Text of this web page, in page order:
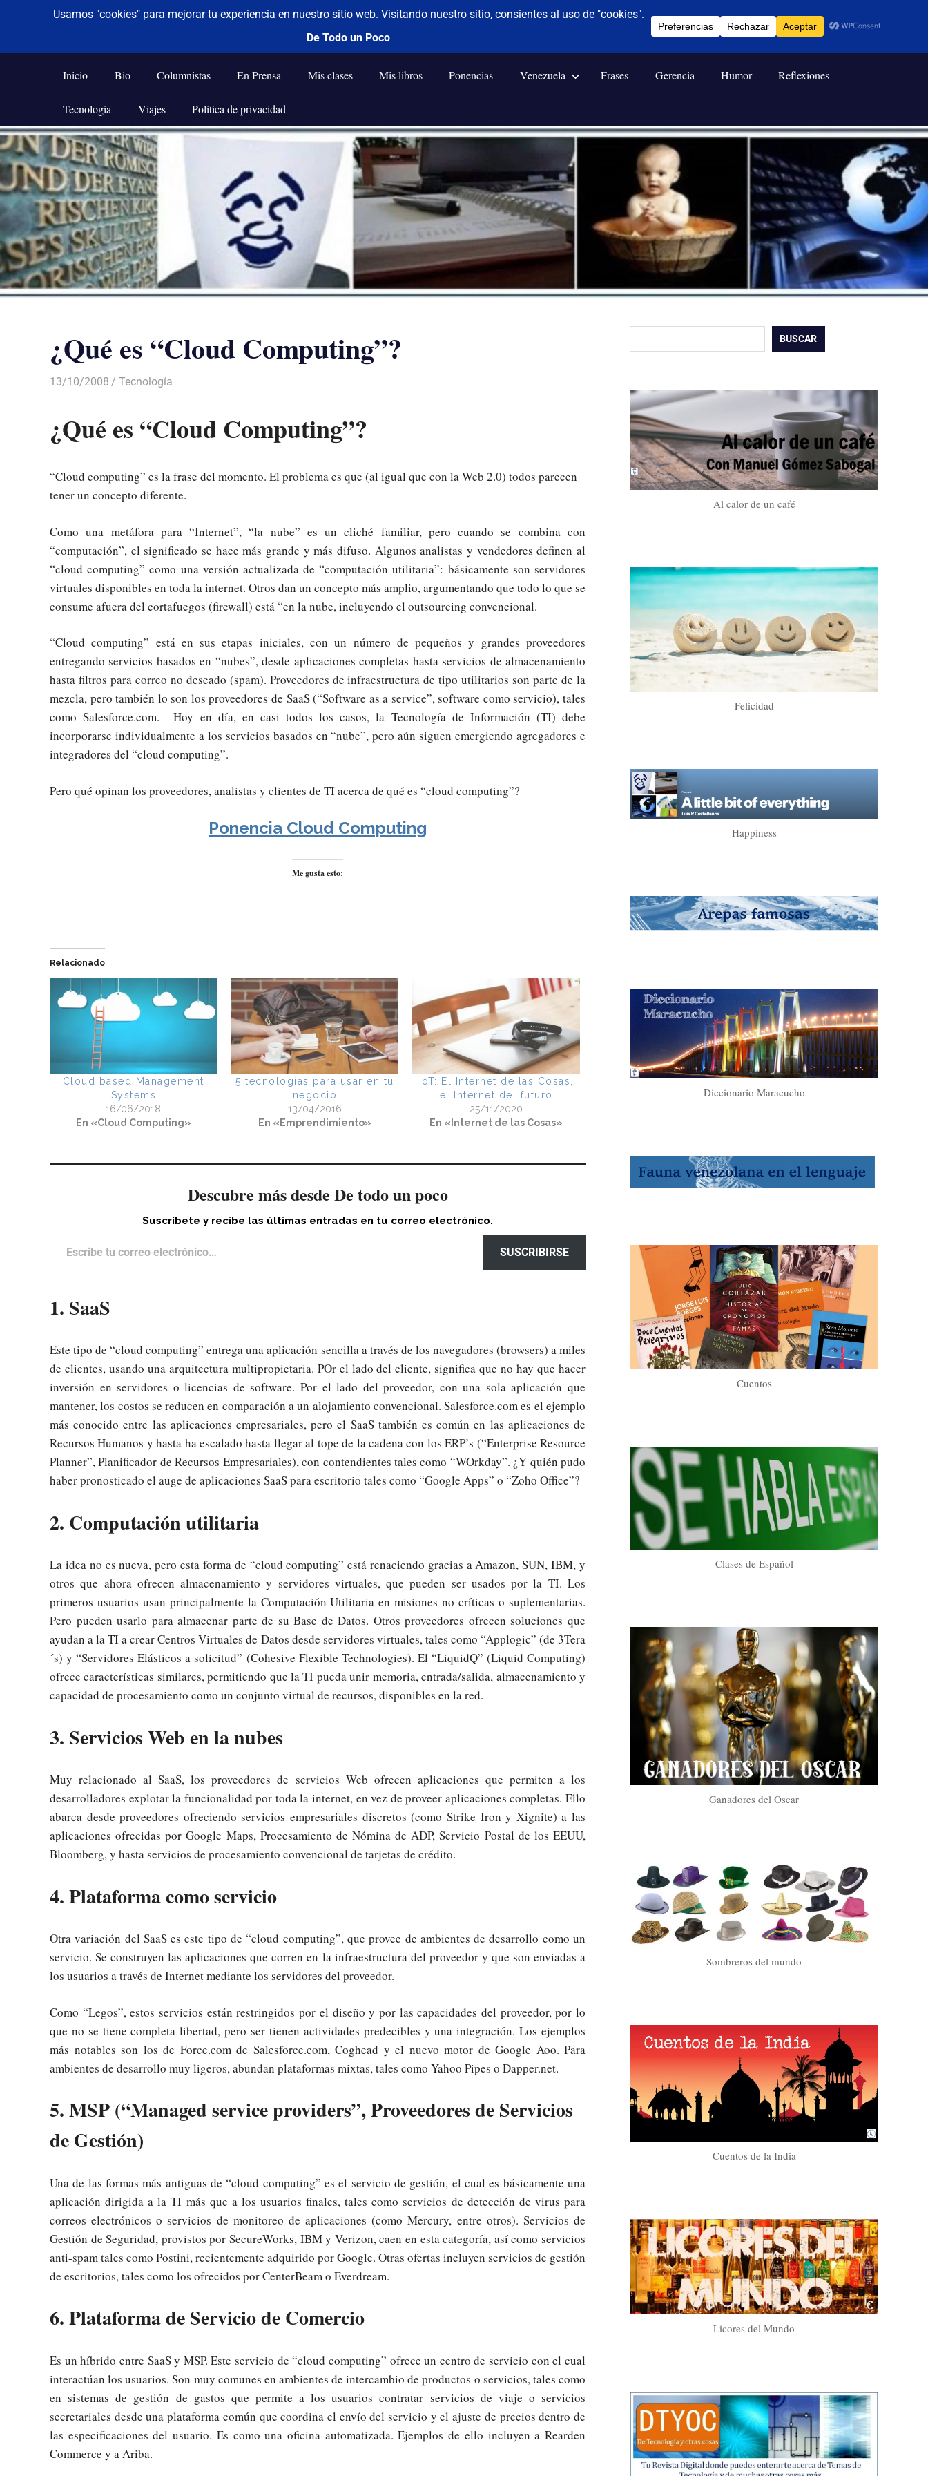
Saltar
al
contenido
De todo un poco
Frases,
Humor,
Tecnología
y
Viajes
Inicio Bio Columnistas En Prensa Mis clases Mis libros Ponencias Venezuela Frases Gerencia Humor Reflexiones
Tecnología Viajes Política de privacidad
¿Qué es “Cloud Computing”?
13/10/2008 Luis Castellanos
Tecnología
¿Qué es “Cloud Computing”?
“Cloud computing” es la frase del momento. El problema es que (al igual que con la Web 2.0) todos parecen
tener un concepto diferente.
Como una metáfora para “Internet”, “la nube” es un cliché familiar, pero cuando se combina con
“computación”, el significado se hace más grande y más difuso. Algunos analistas y vendedores definen al
“cloud computing” como una versión actualizada de “computación utilitaria”: básicamente son servidores
virtuales disponibles en toda la internet. Otros dan un concepto más amplio, argumentando que todo lo que se
consume afuera del cortafuegos (firewall) está “en la nube, incluyendo el outsourcing convencional.
“Cloud computing” está en sus etapas iniciales, con un número de pequeños y grandes proveedores
entregando servicios basados en “nubes”, desde aplicaciones completas hasta servicios de almacenamiento
hasta filtros para correo no deseado (spam). Proveedores de infraestructura de tipo utilitarios son parte de la
mezcla, pero también lo son los proveedores de SaaS (“Software as a service”, software como servicio), tales
como Salesforce.com. Hoy en día, en casi todos los casos, la Tecnología de Información (TI) debe
incorporarse individualmente a los servicios basados en “nube”, pero aún siguen emergiendo agregadores e
integradores del “cloud computing”.
Pero qué opinan los proveedores, analistas y clientes de TI acerca de qué es “cloud computing”?
Ponencia Cloud Computing
Me gusta esto:
Relacionado
Cloud based Management
Systems
16/06/2018
En «Cloud Computing»
5 tecnologías para usar en tu
negocio
13/04/2016
En «Emprendimiento»
IoT: El Internet de las Cosas,
el Internet del futuro
25/11/2020
En «Internet de las Cosas»
Descubre más desde De todo un poco
Suscríbete y recibe las últimas entradas en tu correo electrónico.
Escribe tu correo electrónico…
SUSCRIBIRSE
1. SaaS
Este tipo de “cloud computing” entrega una aplicación sencilla a través de los navegadores (browsers) a miles
de clientes, usando una arquitectura multipropietaria. POr el lado del cliente, significa que no hay que hacer
inversión en servidores o licencias de software. Por el lado del proveedor, con una sola aplicación que
mantener, los costos se reducen en comparación a un alojamiento convencional. Salesforce.com es el ejemplo
más conocido entre las aplicaciones empresariales, pero el SaaS también es común en las aplicaciones de
Recursos Humanos y hasta ha escalado hasta llegar al tope de la cadena con los ERP’s (“Enterprise Resource
Planner”, Planificador de Recursos Empresariales), con contendientes tales como “WOrkday”. ¿Y quién pudo
haber pronosticado el auge de aplicaciones SaaS para escritorio tales como “Google Apps” o “Zoho Office”?
2. Computación utilitaria
La idea no es nueva, pero esta forma de “cloud computing” está renaciendo gracias a Amazon, SUN, IBM, y
otros que ahora ofrecen almacenamiento y servidores virtuales, que pueden ser usados por la TI. Los
primeros usuarios usan principalmente la Computación Utilitaria en misiones no críticas o suplementarias.
Pero pueden usarlo para almacenar parte de su Base de Datos. Otros proveedores ofrecen soluciones que
ayudan a la TI a crear Centros Virtuales de Datos desde servidores virtuales, tales como “Applogic” (de 3Tera
´s) y “Servidores Elásticos a solicitud” (Cohesive Flexible Technologies). El “LiquidQ” (Liquid Computing)
ofrece características similares, permitiendo que la TI pueda unir memoria, entrada/salida, almacenamiento y
capacidad de procesamiento como un conjunto virtual de recursos, disponibles en la red.
3. Servicios Web en la nubes
Muy relacionado al SaaS, los proveedores de servicios Web ofrecen aplicaciones que permiten a los
desarrolladores explotar la funcionalidad por toda la internet, en vez de proveer aplicaciones completas. Ello
abarca desde proveedores ofreciendo servicios empresariales discretos (como Strike Iron y Xignite) a las
aplicaciones ofrecidas por Google Maps, Procesamiento de Nómina de ADP, Servicio Postal de los EEUU,
Bloomberg, y hasta servicios de procesamiento convencional de tarjetas de crédito.
4. Plataforma como servicio
Otra variación del SaaS es este tipo de “cloud computing”, que provee de ambientes de desarrollo como un
servicio. Se construyen las aplicaciones que corren en la infraestructura del proveedor y que son enviadas a
los usuarios a través de Internet mediante los servidores del proveedor.
Como “Legos”, estos servicios están restringidos por el diseño y por las capacidades del proveedor, por lo
que no se tiene completa libertad, pero ser tienen actividades predecibles y una integración. Los ejemplos
más notables son los de Force.com de Salesforce.com, Coghead y el nuevo motor de Google Aoo. Para
ambientes de desarrollo muy ligeros, abundan plataformas mixtas, tales como Yahoo Pipes o Dapper.net.
5. MSP (“Managed service providers”, Proveedores de Servicios
de Gestión)
Una de las formas más antiguas de “cloud computing” es el servicio de gestión, el cual es básicamente una
aplicación dirigida a la TI más que a los usuarios finales, tales como servicios de detección de virus para
correos electrónicos o servicios de monitoreo de aplicaciones (como Mercury, entre otros). Servicios de
Gestión de Seguridad, provistos por SecureWorks, IBM y Verizon, caen en esta categoría, así como servicios
anti-spam tales como Postini, recientemente adquirido por Google. Otras ofertas incluyen servicios de gestión
de escritorios, tales como los ofrecidos por CenterBeam o Everdream.
6. Plataforma de Servicio de Comercio
Es un híbrido entre SaaS y MSP. Este servicio de “cloud computing” ofrece un centro de servicio con el cual
interactúan los usuarios. Son muy comunes en ambientes de intercambio de productos o servicios, tales como
en sistemas de gestión de gastos que permite a los usuarios contratar servicios de viaje o servicios
secretariales desde una plataforma común que coordina el envío del servicio y el ajuste de precios dentro de
las especificaciones del usuario. Es como una oficina automatizada. Ejemplos de ello incluyen a Rearden
Commerce y a Ariba.
BUSCAR
Al calor de un café
Felicidad
Happiness
Diccionario Maracucho
Cuentos
Clases de Español
Ganadores del Oscar
Sombreros del mundo
Cuentos de la India
Licores del Mundo